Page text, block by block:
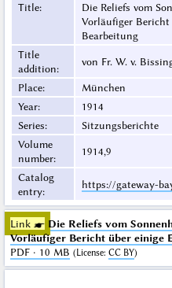
Title:
Die Reliefs vom
Vorläufiger Bericht
Bearbeitung
Title
addition:
von Fr. W. v.
Place:
München
Year:
1914
Series:
Sitzungsberichte
Volume
number:
1914,9
Catalog
entry:
https://gateway-
Link ☛ Die Reliefs vom
Vorläufiger Bericht über einige
PDF · 10 MB (License: CC BY)